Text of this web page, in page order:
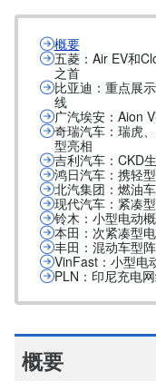
概要
五菱：Air EV和
之首
比亚迪：重点展
线
广汽埃安：Aion
奇瑞汽车：瑞虎
型亮相
吉利汽车：CKD
鸿日汽车：携轻
北汽集团：燃油
现代汽车：紧凑
铃木：小型电动
本田：次紧凑型
丰田：混动车型
VinFast：小型电
PLN：印尼充电
概要